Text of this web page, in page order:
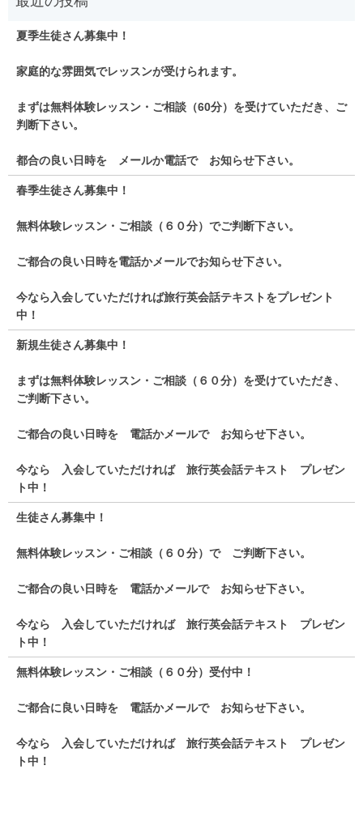
夏季生徒さん募集中！
家庭的な雰囲気でレッスンが受けられます。
まずは無料体験レッスン・ご相談（60分）を受けていただき、ご
判断下さい。
都合の良い日時を メールか電話で お知らせ下さい。
春季生徒さん募集中！
無料体験レッスン・ご相談（６０分）でご判断下さい。
ご都合の良い日時を電話かメールでお知らせ下さい。
今なら入会していただければ旅行英会話テキストをプレゼント
中！
新規生徒さん募集中！
まずは無料体験レッスン・ご相談（６０分）を受けていただき、
ご判断下さい。
ご都合の良い日時を 電話かメールで お知らせ下さい。
今なら 入会していただければ 旅行英会話テキスト プレゼン
ト中！
生徒さん募集中！
無料体験レッスン・ご相談（６０分）で ご判断下さい。
ご都合の良い日時を 電話かメールで お知らせ下さい。
今なら 入会していただければ 旅行英会話テキスト プレゼン
ト中！
無料体験レッスン・ご相談（６０分）受付中！
ご都合に良い日時を 電話かメールで お知らせ下さい。
今なら 入会していただければ 旅行英会話テキスト プレゼン
ト中！